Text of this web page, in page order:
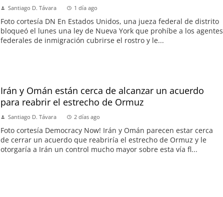
Santiago D. Távara 1 día ago
Foto cortesía DN En Estados Unidos, una jueza federal de distrito
bloqueó el lunes una ley de Nueva York que prohíbe a los agentes
federales de inmigración cubrirse el rostro y le...
Irán y Omán están cerca de alcanzar un acuerdo
para reabrir el estrecho de Ormuz
Santiago D. Távara 2 días ago
Foto cortesía Democracy Now! Irán y Omán parecen estar cerca
de cerrar un acuerdo que reabriría el estrecho de Ormuz y le
otorgaría a Irán un control mucho mayor sobre esta vía fl...